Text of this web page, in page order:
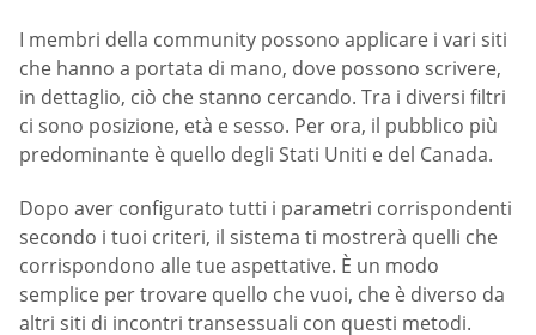
I membri della community possono applicare i vari siti
che hanno a portata di mano, dove possono scrivere,
in dettaglio, ciò che stanno cercando. Tra i diversi filtri
ci sono posizione, età e sesso. Per ora, il pubblico più
predominante è quello degli Stati Uniti e del Canada.
Dopo aver configurato tutti i parametri corrispondenti
secondo i tuoi criteri, il sistema ti mostrerà quelli che
corrispondono alle tue aspettative. È un modo
semplice per trovare quello che vuoi, che è diverso da
altri siti di incontri transessuali con questi metodi.